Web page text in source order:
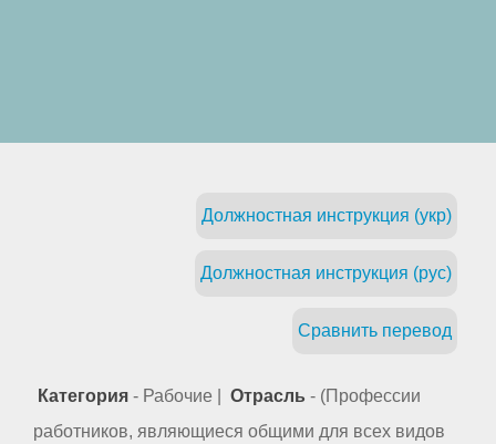
Должностная инструкция (укр)
Должностная инструкция (рус)
Сравнить перевод
Категория - Рабочие | Отрасль - (Профессии
работников, являющиеся общими для всех видов